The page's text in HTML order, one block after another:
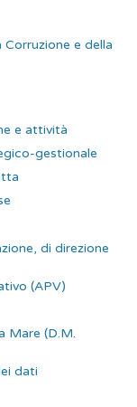
Corruzione e della
e attività
gestionale
di direzione
(APV)
Mare (D.M.
dati